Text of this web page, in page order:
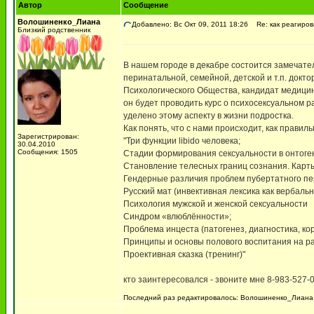
Автор
Сообщение
Волошиненко_Лиана
Близкий родственник
Зарегистрирован:
30.04.2010
Сообщения: 1505
Добавлено: Вс Окт 09, 2011 18:26 Re: как
В нашем городе в декабре состоится
перинатальной, семейной, детской и т.п.
Психологического Общества, кандидат
он будет проводить курс о психосексуальном
уделено этому аспекту в жизни подростка.
Как понять, что с нами происходит, как
"Три функции libido человека;
Стадии формирования сексуальности в
Становление телесных границ сознания.
Гендерные различия проблем пубертатного
Русский мат (инвективная лексика как
Психология мужской и женской сексуальности
Синдром «влюблённости»;
Проблема инцеста (патогенез, диагностика,
Принципы и основы полового воспитания на
Проективная сказка (тренинг)"
кто заинтересовался - звоните мне 8-983-527-
Последний раз редактировалось: